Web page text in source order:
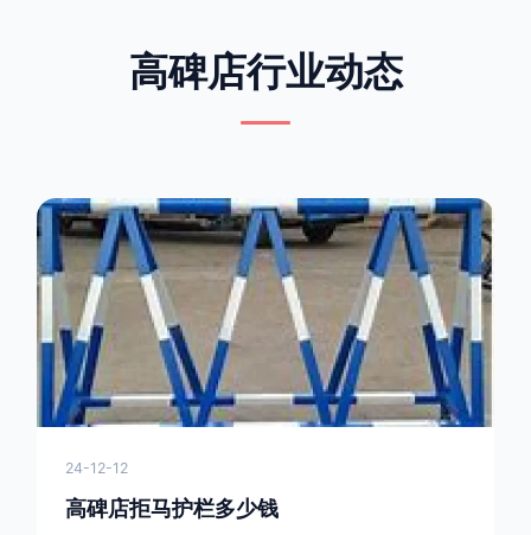
高碑店行业动态
24-12-12
高碑店拒马护栏多少钱